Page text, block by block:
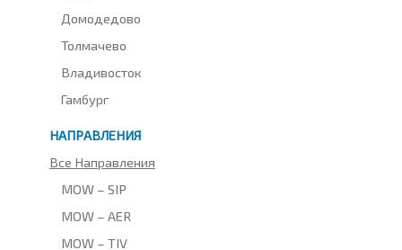
Домодедово
Толмачево
Владивосток
Гамбург
НАПРАВЛЕНИЯ
Все Направления
MOW – SIP
MOW – AER
MOW – TIV